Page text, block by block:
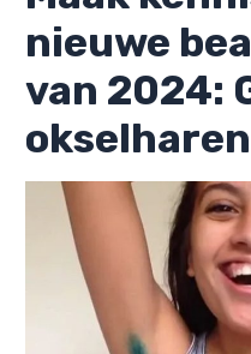
nieuwe
van 2024: